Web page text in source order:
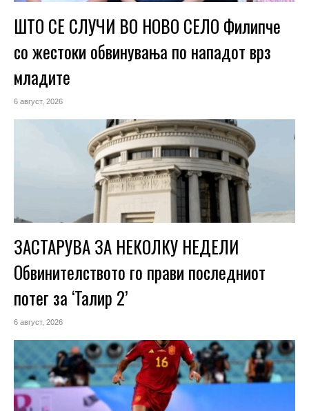
ШТО СЕ СЛУЧИ ВО НОВО СЕЛО Филипче
со жестоки обвинувања по нападот врз
младите
6 август, 2026
ЗАСТАРУВА ЗА НЕКОЛКУ НЕДЕЛИ
Обвинителството го прави последниот
потег за ‘Талир 2’
6 август, 2026